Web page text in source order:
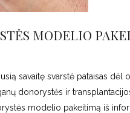
MODELIO
savaitę svarstė pataisas
donorystės ir
modelio pakeitimą iš